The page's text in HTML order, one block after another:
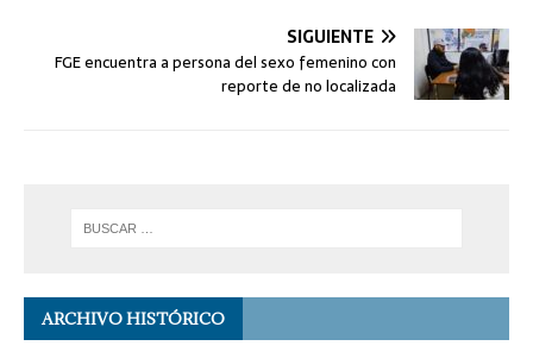
SIGUIENTE
FGE encuentra a persona del sexo femenino con
reporte de no localizada
ARCHIVO HISTÓRICO